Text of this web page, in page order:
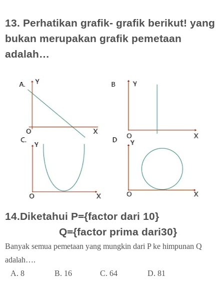
13. Perhatikan grafik- grafik berikut! yang
bukan merupakan grafik pemetaan
adalah…
14.Diketahui P={factor dari 10}
Q={factor prima dari30}
Banyak semua pemetaan yang mungkin dari P ke himpunan Q
adalah….
A. 8
B. 16 C. 64 D. 81